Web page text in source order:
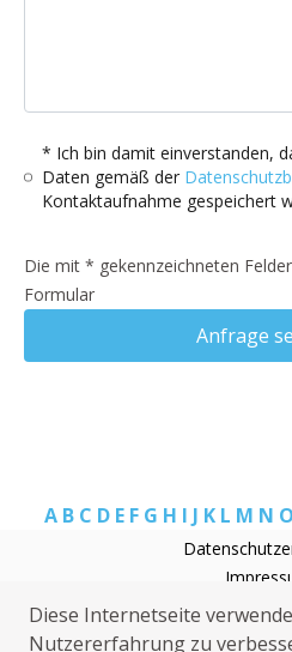
* Ich bin damit einverstanden,
Daten gemäß der
Kontaktaufnahme gespeichert
Die mit * gekennzeichneten
Formular
Anfrage
A B C D E F G H I J K L M N O
Kammerjäger
Diese Internetseite
Nutzererfahrung zu